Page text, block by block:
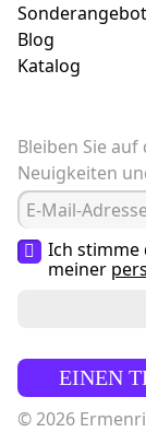
Blog
Katalog
Bleiben Sie
Neuigkeiten
Ich stimme
meiner
EINEN
© 2026